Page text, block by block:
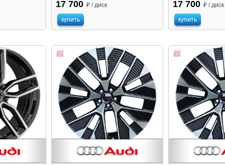
17 700 ₽ / диск
купить
17 700 ₽ / диск
купить